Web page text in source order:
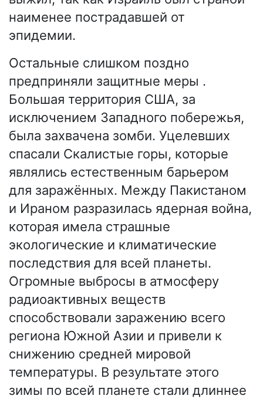
наименее пострадавшей от
эпидемии.
Остальные слишком поздно
предприняли защитные меры .
Большая территория США, за
исключением Западного побережья,
была захвачена зомби. Уцелевших
спасали Скалистые горы, которые
являлись естественным барьером
для заражённых. Между Пакистаном
и Ираном разразилась ядерная война,
которая имела страшные
экологические и климатические
последствия для всей планеты.
Огромные выбросы в атмосферу
радиоактивных веществ
способствовали заражению всего
региона Южной Азии и привели к
снижению средней мировой
температуры. В результате этого
зимы по всей планете стали длиннее